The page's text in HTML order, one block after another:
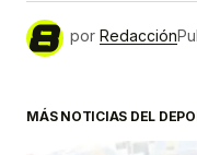
por Redacción
MÁS NOTICIAS DEL